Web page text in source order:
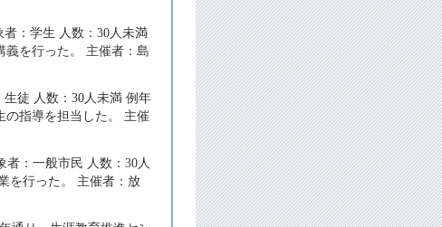
：学生 人数：30人未満
義を行った。 主催者：島
徒 人数：30人未満 例年
の指導を担当した。 主催
：一般市民 人数：30人
を行った。 主催者：放